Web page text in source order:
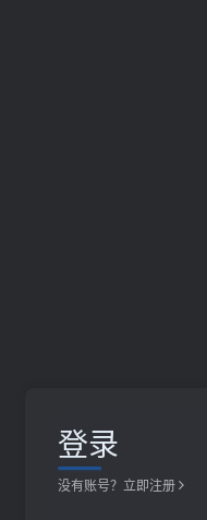
登录
没有账号？立即注册